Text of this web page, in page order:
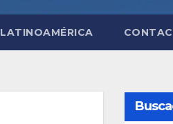
LATINOAMÉRICA